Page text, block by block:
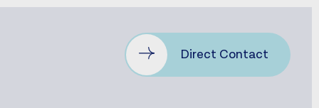
Direct Contact